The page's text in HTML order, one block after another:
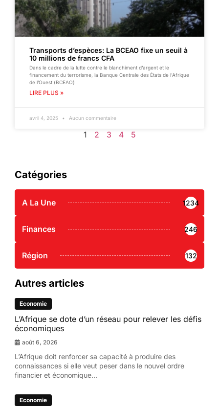
Transports d’espèces: La BCEAO fixe un seuil à
10 millions de francs CFA
Dans le cadre de la lutte contre le blanchiment d’argent et le
financement du terrorisme, la Banque Centrale des États de l’Afrique
de l’Ouest (BCEAO)
LIRE PLUS »
avril 4, 2025 Aucun commentaire
1 2 3 4 5
Catégories
A La Une 1234
Finances 246
Région 132
Autres articles
Economie
L’Afrique se dote d’un réseau pour relever les défis
économiques
août 6, 2026
L’Afrique doit renforcer sa capacité à produire des
connaissances si elle veut peser dans le nouvel ordre
financier et économique...
Economie